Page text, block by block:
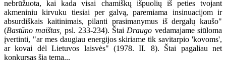
nebrūžuota, kai kada visai chamiškų išpuolių iš peties tvojant
akmeniniu kirvuku tiesiai per galvą, paremiama insinuacijom ir
absurdiškais kaitinimais, pilanti prasimanymus iš dergalų kaušo"
(Bastūno maištas, psl. 233-234). Štai Draugo vedamajame siūloma
įvertinti, "ar mes daugiau energijos skiriame tik savitarpio 'kovoms',
ar kovai dėl Lietuvos laisvės" (1978. II. 8). Štai pagaliau net
konkursas šia tema...